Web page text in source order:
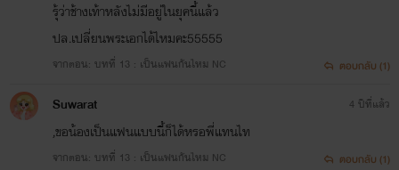
รุ้ว่าช้างเท้าหลังไม่มีอยู่ในยุคนี้แล้ว
ปล.เปลี่ยนพระเอกได้ไหมคะ55555
จากตอน: บทที่ 13 : เป็นแฟนกันไหม NC ตอบกลับ (1)
Suwarat
,ขอน้องเป็นแฟนแบบนี้ก็ได้หรอพี่แทนไท
จากตอน: บทที่ 13 : เป็นแฟนกันไหม NC
4 ปีที่แล้ว
ตอบกลับ (1)